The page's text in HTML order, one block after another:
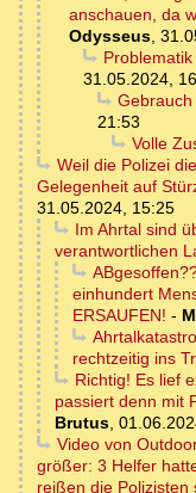
anschauen, da
Odysseus,
31.05.2024,
21:53
Volle
Weil die Polizei
Gelegenheit auf
31.05.2024, 15:25
Im Ahrtal sind
verantwortlichen
einhundert
ERSAUFEN! -
rechtzeitig ins
Richtig! Es lief
passiert denn mit
Brutus,
Video von
größer: 3 Helfer
reißen die